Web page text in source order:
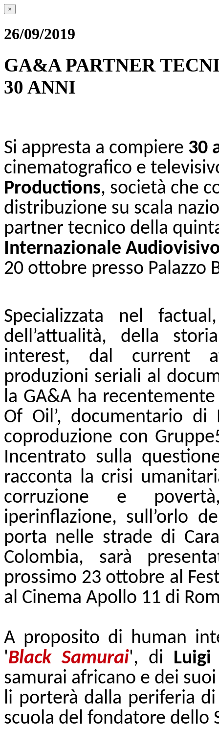
×
26/09/2019
GA&A PARTNER
30 ANNI
Si appresta a compiere 30
cinematografico e
Productions, società che
distribuzione su scala
partner tecnico della
Internazionale
20 ottobre presso Palazzo
Specializzata nel
dell’attualità, della
interest, dal current
produzioni seriali al
la GA&A ha
Of Oil’, documentario di
coproduzione con
Incentrato sulla
racconta la crisi
corruzione e
iperinflazione, sull’orlo
porta nelle strade di
Colombia, sarà
prossimo 23 ottobre al
al Cinema Apollo 11 di
A proposito di human
'Black Samurai', di
samurai africano e dei
li porterà dalla periferia di
scuola del fondatore dello